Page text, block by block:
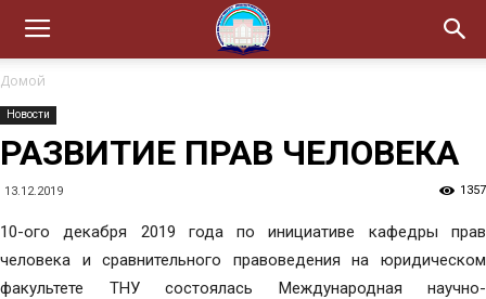
Домой
Новости
РАЗВИТИЕ ПРАВ ЧЕЛОВЕКА
13.12.2019 1357
10-ого декабря 2019 года по инициативе кафедры прав
человека и сравнительного правоведения на юридическом
факультете ТНУ состоялась Международная научно-